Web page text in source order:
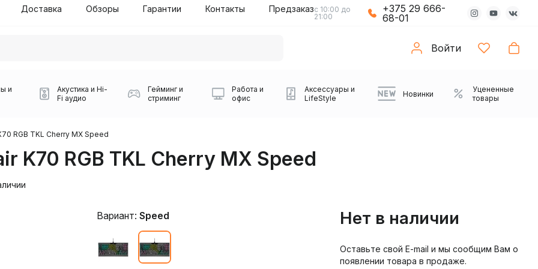
Доставка Обзоры Гарантии Контакты Предзаказс 10:00 до
21:00
+375 29 666-
68-01
Войти
Игровые наушники Беспроводные колонки Плееры Аудиоинтерфейсы
и
Микрофоны BOYA
Виниловые
проигрыватели
Звуковые карты
Акустика и Hi-
Fi аудио
Портативные колонки Partybox
Саундбары
Гейминг и
стриминг
Игровые мыши Logitech Компьютерные колонки Веб-камеры
Работа и
офис
Наборы периферии Коврики для мыши Коврики с подсветкой Проекторы
Аксессуары и
LifeStyle
USB Type-C адаптеры Зарядные устройства Транспорт
Новинки
Уцененные
товары
RGB TKL Cherry MX Speed
K70 RGB TKL Cherry MX Speed
Вариант:Speed Нет в наличии
Оставьте свой E-mail и мы сообщим Вам о
появлении товара в продаже.